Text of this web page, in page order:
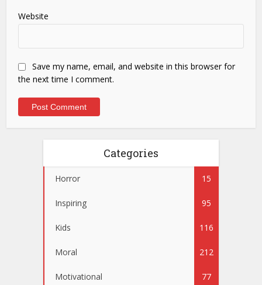
Website
Save my name, email, and website in this browser for
the next time I comment.
Categories
Horror 15
Inspiring 95
Kids 116
Moral 212
Motivational 77